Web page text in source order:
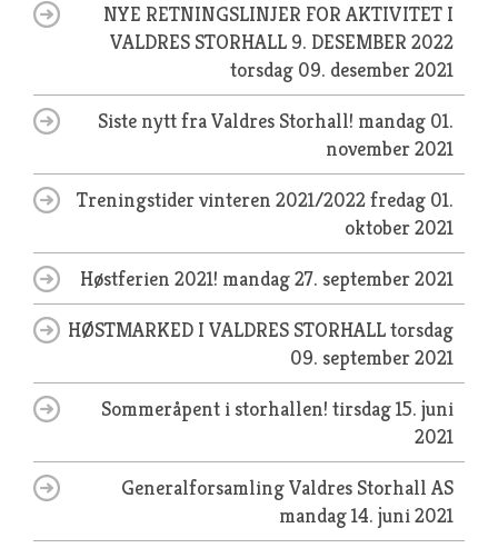
NYE RETNINGSLINJER FOR AKTIVITET I
VALDRES STORHALL 9. DESEMBER 2022
torsdag 09. desember 2021
Siste nytt fra Valdres Storhall! mandag 01.
november 2021
Treningstider vinteren 2021/2022fredag 01.
oktober 2021
Høstferien 2021! mandag 27. september 2021
HØSTMARKED I VALDRES STORHALLtorsdag
09. september 2021
Sommeråpent i storhallen! tirsdag 15. juni
2021
Generalforsamling Valdres Storhall AS
mandag 14. juni 2021